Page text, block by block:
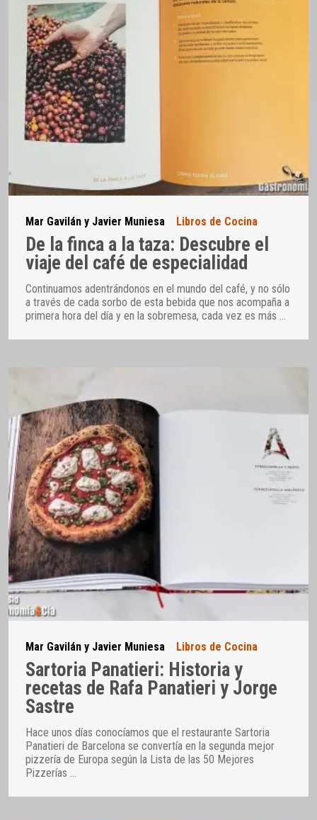
Mar Gavilán y Javier Muniesa Libros de Cocina
De la finca a la taza: Descubre el
viaje del café de especialidad
Continuamos adentrándonos en el mundo del café, y no sólo
a través de cada sorbo de esta bebida que nos acompaña a
primera hora del día y en la sobremesa, cada vez es más …
Mar Gavilán y Javier Muniesa Libros de Cocina
Sartoria Panatieri: Historia y
recetas de Rafa Panatieri y Jorge
Sastre
Hace unos días conocíamos que el restaurante Sartoria
Panatieri de Barcelona se convertía en la segunda mejor
pizzería de Europa según la Lista de las 50 Mejores
Pizzerías …